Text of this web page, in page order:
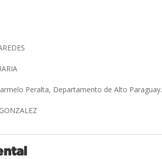
Peralta, Departamento de Alto Paraguay.